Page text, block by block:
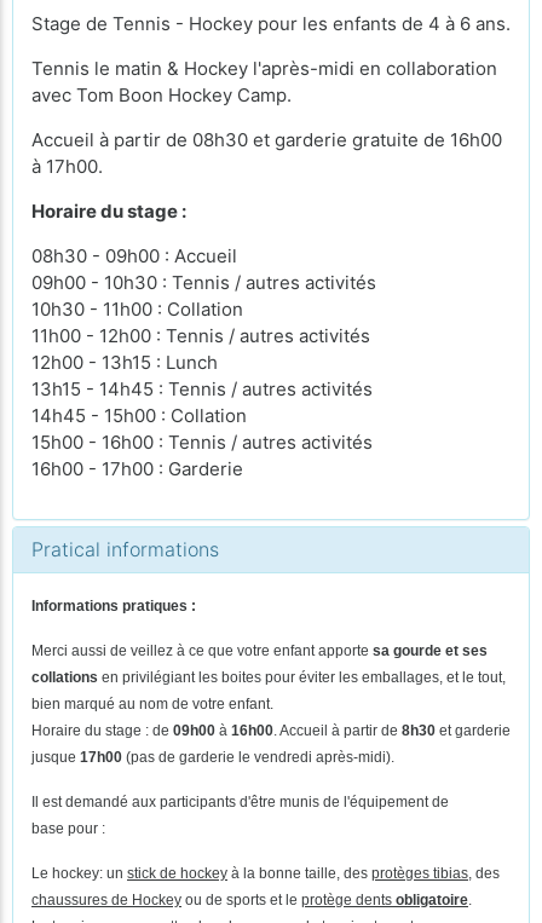
Stage de Tennis - Hockey pour les enfants de 4 à 6 ans.
Tennis le matin & Hockey l'après-midi en collaboration
avec Tom Boon Hockey Camp.
Accueil à partir de 08h30 et garderie gratuite de 16h00
à 17h00.
Horaire du stage :
08h30 - 09h00 : Accueil
09h00 - 10h30 : Tennis / autres activités
10h30 - 11h00 : Collation
11h00 - 12h00 : Tennis / autres activités
12h00 - 13h15 : Lunch
13h15 - 14h45 : Tennis / autres activités
14h45 - 15h00 : Collation
15h00 - 16h00 : Tennis / autres activités
16h00 - 17h00 : Garderie
Pratical informations
Informations pratiques :
Merci aussi de veillez à ce que votre enfant apporte sa gourde et ses
collations en privilégiant les boites pour éviter les emballages, et le tout,
bien marqué au nom de votre enfant.
Horaire du stage : de 09h00 à 16h00. Accueil à partir de 8h30 et garderie
jusque 17h00 (pas de garderie le vendredi après-midi).
Il est demandé aux participants d'être munis de l'équipement de
base pour :
Le hockey: un stick de hockey à la bonne taille, des protèges tibias, des
chaussures de Hockey ou de sports et le protège dents obligatoire.